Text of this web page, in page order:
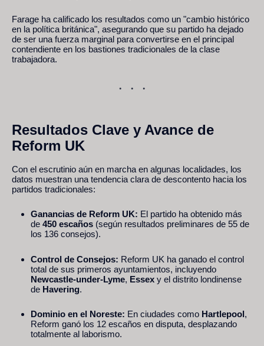
Farage ha calificado los resultados como un "cambio histórico
en la política británica", asegurando que su partido ha dejado
de ser una fuerza marginal para convertirse en el principal
contendiente en los bastiones tradicionales de la clase
trabajadora.
Resultados Clave y Avance de
Reform UK
Con el escrutinio aún en marcha en algunas localidades, los
datos muestran una tendencia clara de descontento hacia los
partidos tradicionales:
Ganancias de Reform UK: El partido ha obtenido más
de 450 escaños (según resultados preliminares de 55 de
los 136 consejos).
Control de Consejos: Reform UK ha ganado el control
total de sus primeros ayuntamientos, incluyendo
Newcastle-under-Lyme, Essex y el distrito londinense
de Havering.
Dominio en el Noreste: En ciudades como Hartlepool,
Reform ganó los 12 escaños en disputa, desplazando
totalmente al laborismo.